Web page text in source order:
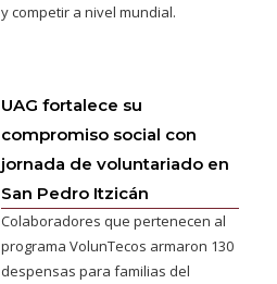
y competir a nivel mundial.
UAG fortalece su
compromiso social con
jornada de voluntariado en
San Pedro Itzicán
Colaboradores que pertenecen al
programa VolunTecos armaron 130
despensas para familias del